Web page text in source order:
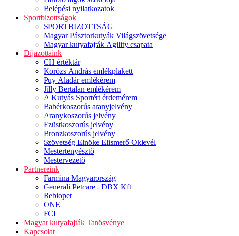
Belépési nyilatkozatok
Sportbizottságok
SPORTBIZOTTSÁG
Magyar Pásztorkutyák Világszövetsége
Magyar kutyafajták Agility csapata
Díjazottaink
CH értéktár
Korózs András emlékplakett
Puy Aladár emlékérem
Jilly Bertalan emlékérem
A Kutyás Sportért érdemérem
Babérkoszorús aranyjelvény
Aranykoszorús jelvény
Ezüstkoszorús jelvény
Bronzkoszorús jelvény
Szövetség Elnöke Elismerő Oklevél
Mestertenyésztő
Mestervezető
Partnereink
Farmina Magyarország
Generali Petcare - DBX Kft
Rebiopet
ONE
FCI
Magyar kutyafajták Tanösvénye
Kapcsolat